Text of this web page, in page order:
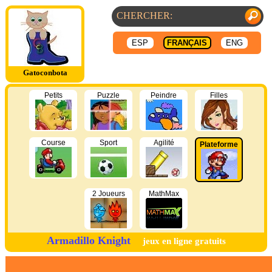
Gatoconbota
ESP FRANÇAIS ENG
Petits Puzzle Peindre Filles
Course Sport Agilité Plateforme
2 Joueurs MathMax
Armadillo Knight jeux en ligne gratuits